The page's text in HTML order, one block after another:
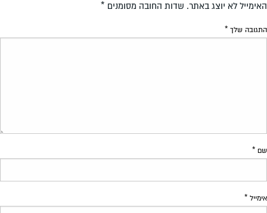
האימייל לא יוצג באתר. שדות החובה מסומנים *
התגובה שלך *
שם *
אימייל *